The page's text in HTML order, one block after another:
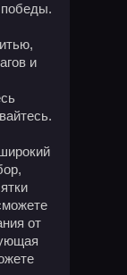
победы.
и
от